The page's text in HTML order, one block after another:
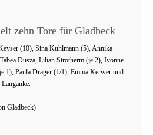
zehn Tore für Gladbeck
(10), Sina Kuhlmann (5), Annika
Dusza, Lilian Strotherm (je 2), Ivonne
1), Paula Dräger (1/1), Emma Kerwer und
Gladbeck)